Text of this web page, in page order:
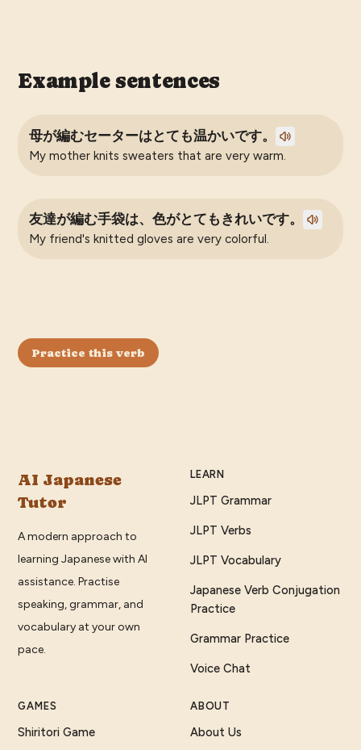
Example sentences
母が編むセーターはとても温かいです。
My mother knits sweaters that are very warm.
友達が編む手袋は、色がとてもきれいです。
My friend's knitted gloves are very colorful.
Practice this verb
AI Japanese
Tutor
A modern approach to
learning Japanese with AI
assistance. Practise
speaking, grammar, and
vocabulary at your own
pace.
LEARN
JLPT Grammar
JLPT Verbs
JLPT Vocabulary
Japanese Verb Conjugation
Practice
Grammar Practice
Voice Chat
GAMES
Shiritori Game
ABOUT
About Us